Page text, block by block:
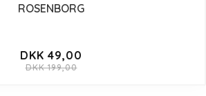
ROSENBORG
DKK 49,00
DKK 199,00